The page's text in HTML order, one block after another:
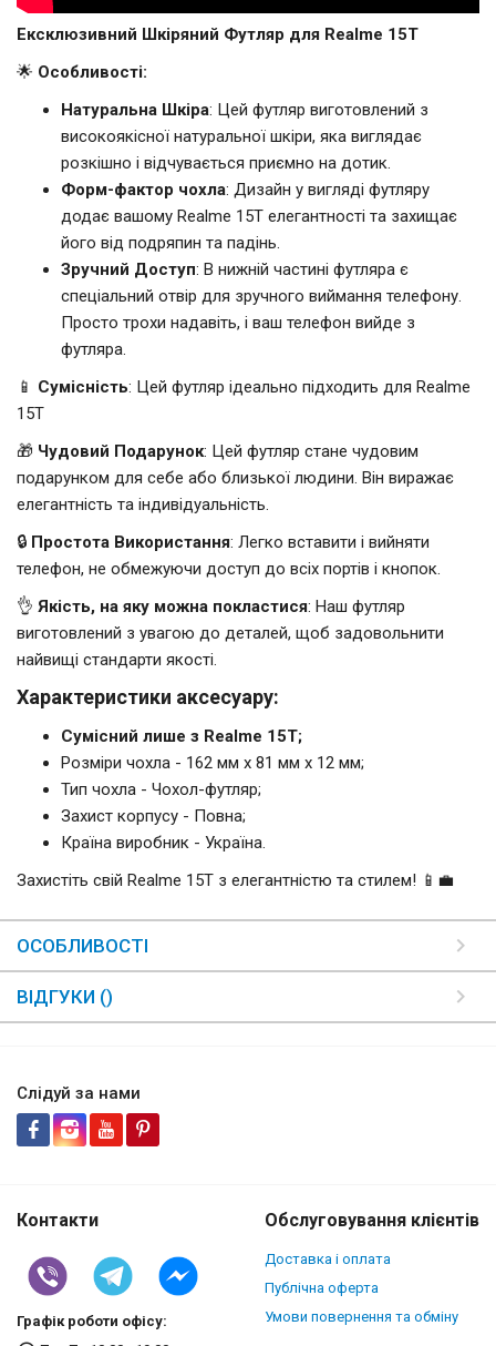
Ексклюзивний Шкіряний Футляр для Realme 15T
🌟 Особливості:
Натуральна Шкіра: Цей футляр виготовлений з
високоякісної натуральної шкіри, яка виглядає
розкішно і відчувається приємно на дотик.
Форм-фактор чохла: Дизайн у вигляді футляру
додає вашому Realme 15T елегантності та захищає
його від подряпин та падінь.
Зручний Доступ: В нижній частині футляра є
спеціальний отвір для зручного виймання телефону.
Просто трохи надавіть, і ваш телефон вийде з
футляра.
📱 Сумісність: Цей футляр ідеально підходить для Realme
15T
🎁 Чудовий Подарунок: Цей футляр стане чудовим
подарунком для себе або близької людини. Він виражає
елегантність та індивідуальність.
🔒 Простота Використання: Легко вставити і вийняти
телефон, не обмежуючи доступ до всіх портів і кнопок.
👌 Якість, на яку можна покластися: Наш футляр
виготовлений з увагою до деталей, щоб задовольнити
найвищі стандарти якості.
Характеристики аксесуару:
Сумісний лише з Realme 15T;
Розміри чохла - 162 мм x 81 мм x 12 мм;
Тип чохла - Чохол-футляр;
Захист корпусу - Повна;
Країна виробник - Україна.
Захистіть свій Realme 15T з елегантністю та стилем! 📱💼
ОСОБЛИВОСТІ
ВІДГУКИ ()
Слідуй за нами
Контакти
Графік роботи офісу:
Обслуговування клієнтів
Доставка і оплата
Публічна оферта
Умови повернення та обміну